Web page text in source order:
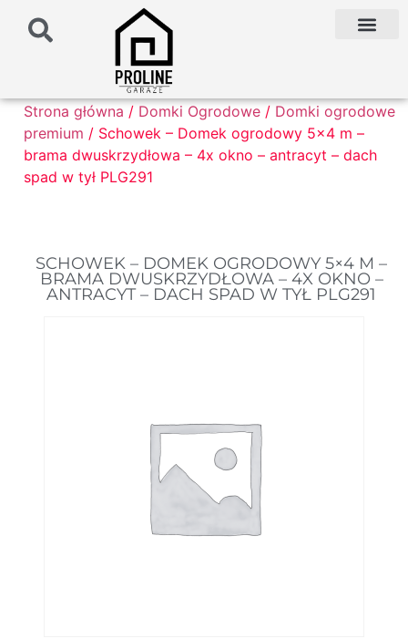
Strona główna / Domki Ogrodowe / Domki ogrodowe
premium / Schowek – Domek ogrodowy 5×4 m –
brama dwuskrzydłowa – 4x okno – antracyt – dach
spad w tył PLG291
SCHOWEK – DOMEK OGRODOWY 5×4 M –
BRAMA DWUSKRZYDŁOWA – 4X OKNO –
ANTRACYT – DACH SPAD W TYŁ PLG291